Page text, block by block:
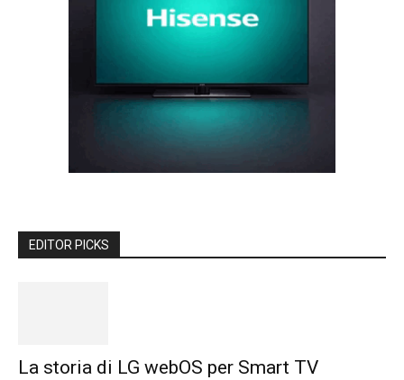
EDITOR PICKS
La storia di LG webOS per Smart TV